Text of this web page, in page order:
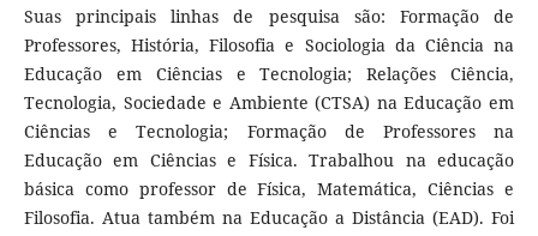
Suas principais linhas de pesquisa são: Formação de
Professores, História, Filosofia e Sociologia da Ciência na
Educação em Ciências e Tecnologia; Relações Ciência,
Tecnologia, Sociedade e Ambiente (CTSA) na Educação em
Ciências e Tecnologia; Formação de Professores na
Educação em Ciências e Física. Trabalhou na educação
básica como professor de Física, Matemática, Ciências e
Filosofia. Atua também na Educação a Distância (EAD). Foi